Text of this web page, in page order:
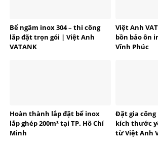
Bể ngầm inox 304 – thi công
lắp đặt trọn gói | Việt Anh
VATANK
Việt Anh
bồn bảo ôn
Vĩnh Phúc
Hoàn thành lắp đặt bể inox
lắp ghép 200m³ tại TP. Hồ Chí
Minh
Đặt gia
kích thước
từ Việt Anh